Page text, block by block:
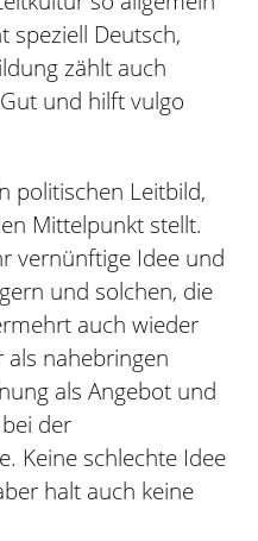
speziell Deutsch,
zählt auch
und hilft vulgo
politischen Leitbild,
Mittelpunkt stellt.
vernünftige Idee und
und solchen, die
auch wieder
nahebringen
als Angebot und
der
Keine schlechte Idee
halt auch keine